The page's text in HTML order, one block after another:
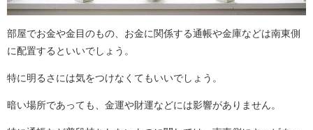
部屋でお金や金目のもの、お金に関係する通帳や金庫などは南東側
に配置するといいでしょう。
特に明るさには気をつけなくてもいいでしょう。
暗い場所であっても、金運や財運などには影響がありません。